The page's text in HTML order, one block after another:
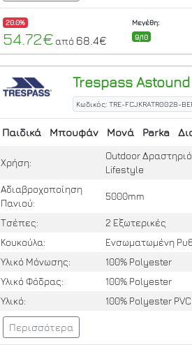
20.0%
54.72€ από 68.4€
Μεγέθη:
9/10
TrespassAstound
Κωδικός: TRE-FCJKRATR0028-
Παιδικά Μπουφάν Μονά Parka
Χρήση:
Outdoor
Lifestyle
Αδιαβροχοποίηση
Πανιού:
5000mm
Τσέπες:
2 Εξωτερικές
Κουκούλα:
Ενσωματωμένη
Υλικό Μόνωσης:
100% Polyester
Υλικό Φόδρας:
100% Polyester
Υλικό:
100% Polyester PVC
Περισσότερα